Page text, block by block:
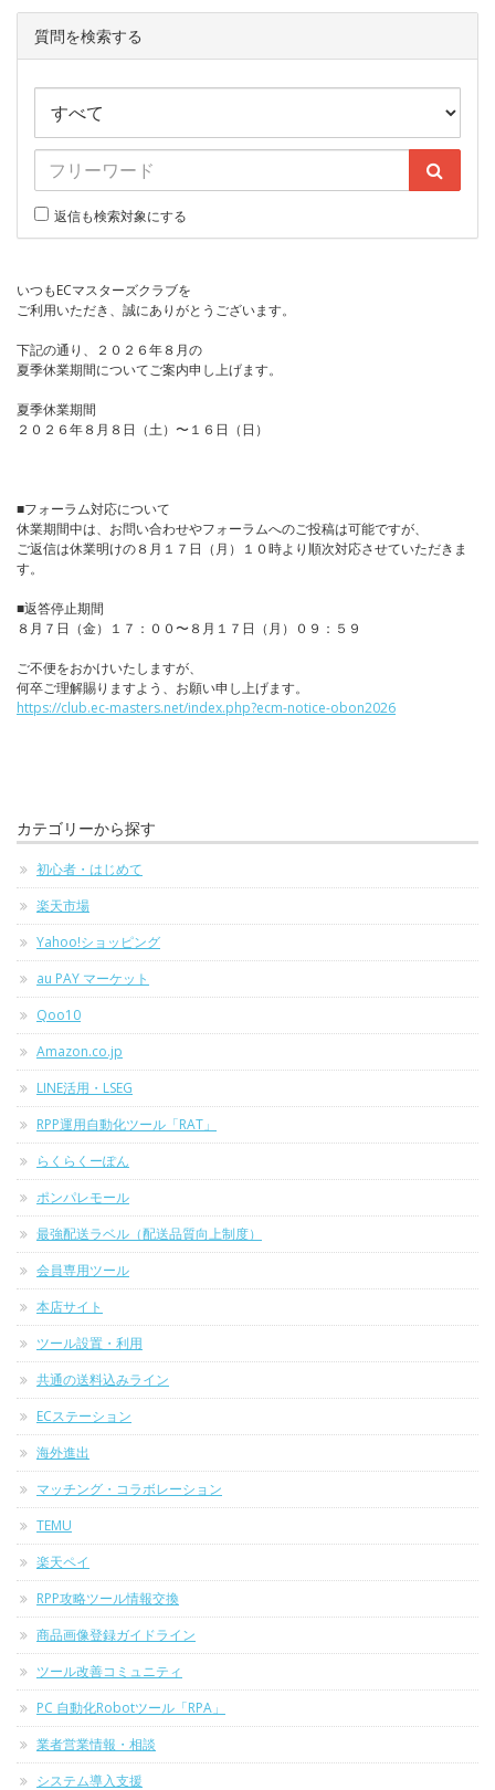
質問を検索する
返信も検索対象にする
いつもECマスターズクラブを
ご利用いただき、誠にありがとうございます。
下記の通り、２０２６年８月の
夏季休業期間についてご案内申し上げます。
夏季休業期間
２０２６年８月８日（土）〜１６日（日）
■フォーラム対応について
休業期間中は、お問い合わせやフォーラムへのご投稿は可能ですが、
ご返信は休業明けの８月１７日（月）１０時より順次対応させていただきま
す。
■返答停止期間
８月７日（金）１７：００〜８月１７日（月）０９：５９
ご不便をおかけいたしますが、
何卒ご理解賜りますよう、お願い申し上げます。
https://club.ec-masters.net/index.php?ecm-notice-obon2026
カテゴリーから探す
初心者・はじめて
楽天市場
Yahoo!ショッピング
au PAY マーケット
Qoo10
Amazon.co.jp
LINE活用・LSEG
RPP運用自動化ツール「RAT」
らくらくーぽん
ポンパレモール
最強配送ラベル（配送品質向上制度）
会員専用ツール
本店サイト
ツール設置・利用
共通の送料込みライン
ECステーション
海外進出
マッチング・コラボレーション
TEMU
楽天ペイ
RPP攻略ツール情報交換
商品画像登録ガイドライン
ツール改善コミュニティ
PC 自動化Robotツール「RPA」
業者営業情報・相談
システム導入支援